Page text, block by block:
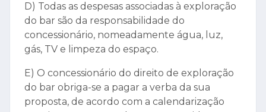
D) Todas as despesas associadas à exploração
do bar são da responsabilidade do
concessionário, nomeadamente água, luz,
gás, TV e limpeza do espaço.
E) O concessionário do direito de exploração
do bar obriga-se a pagar a verba da sua
proposta, de acordo com a calendarização